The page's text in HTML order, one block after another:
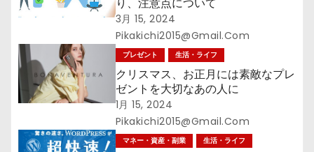
り、注意点について
3月 15, 2024
Pikakichi2015@gmail.com
プレゼント 生活・ライフ
クリスマス、お正月には素敵なプレ
ゼントを大切なあの人に
1月 15, 2024
Pikakichi2015@gmail.com
マネー・資産・副業 生活・ライフ